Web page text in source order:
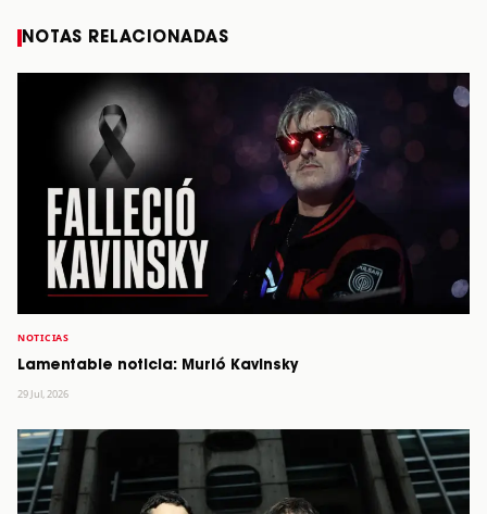
NOTAS RELACIONADAS
NOTICIAS
Lamentable noticia: Murió Kavinsky
29 Jul, 2026